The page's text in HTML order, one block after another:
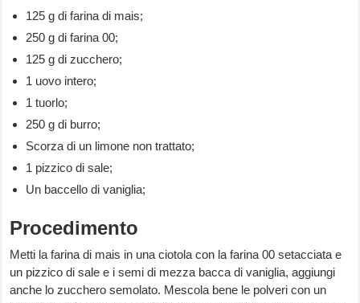
125 g di farina di mais;
250 g di farina 00;
125 g di zucchero;
1 uovo intero;
1 tuorlo;
250 g di burro;
Scorza di un limone non trattato;
1 pizzico di sale;
Un baccello di vaniglia;
Procedimento
Metti la farina di mais in una ciotola con la farina 00 setacciata e
un pizzico di sale e i semi di mezza bacca di vaniglia, aggiungi
anche lo zucchero semolato. Mescola bene le polveri con un